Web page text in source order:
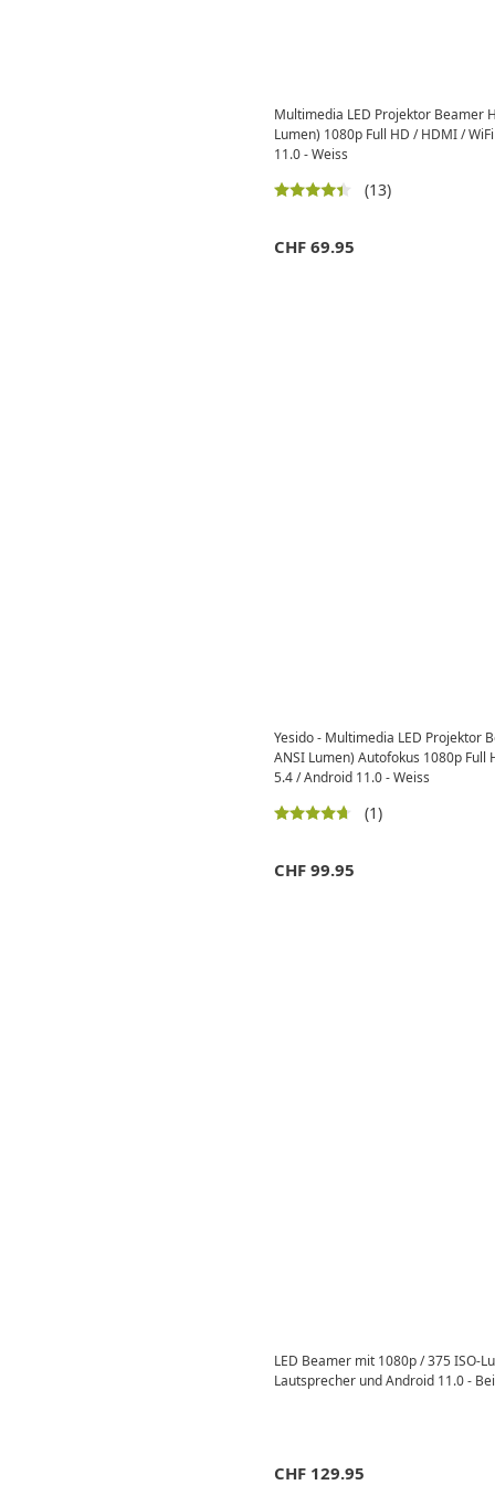
Multimedia LED Projektor Beamer
Lumen) 1080p Full HD / HDMI /
11.0 - Weiss
(13)
CHF 69.95
Yesido - Multimedia LED Projektor
ANSI Lumen) Autofokus 1080p Full
5.4 / Android 11.0 - Weiss
(1)
CHF 99.95
LED Beamer mit 1080p / 375 ISO-
Lautsprecher und Android 11.0 -
CHF 129.95